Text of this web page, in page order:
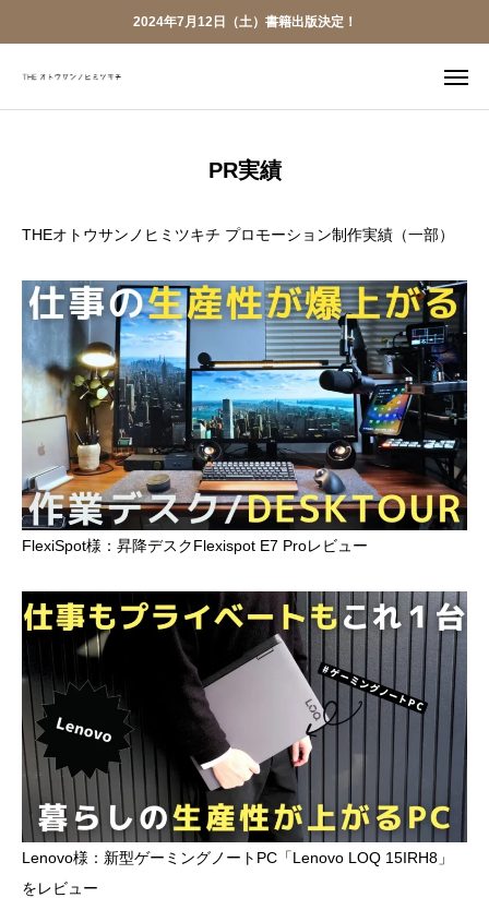
2024年7月12日（土）書籍出版決定！
PR実績
THEオトウサンノヒミツキチ プロモーション制作実績（一部）
FlexiSpot様：昇降デスクFlexispot E7 Proレビュー
Lenovo様：新型ゲーミングノートPC「Lenovo LOQ 15IRH8」
をレビュー
TOP
ABOUT
PR実績
お仕事依頼
コミュニティ